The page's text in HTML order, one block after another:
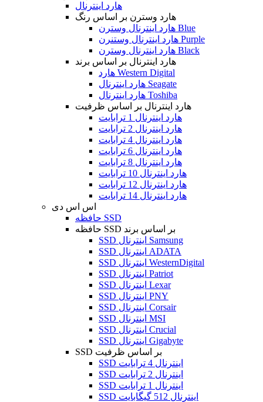
هارد اینترنال
هارد وسترن بر اساس رنگ
هارد اینترنال وسترن Blue
هارد اینترنال وستنرن Purple
هارد اینترنال وسترن Black
هارد اینترنال بر اساس برند
هارد Western Digital
هارد اینترنال Seagate
هارد اینترنال Toshiba
هارد اینترنال بر اساس ظرفیت
هارد اینترنال 1 ترابایت
هارد اینترنال 2 ترابایت
هارد اینترنال 4 ترابایت
هارد اینترنال 6 ترابایت
هارد اینترنال 8 ترابایت
هارد اینترنال 10 ترابایت
هارد اینترنال 12 ترابایت
هارد اینترنال 14 ترابایت
اس اس دی
حافظه SSD
حافظه SSD بر اساس برند
SSD اینترنال Samsung
SSD اینترنال ADATA
SSD اینترنال WesternDigital
SSD اینترنال Patriot
SSD اینترنال Lexar
SSD اینترنال PNY
SSD اینترنال Corsair
SSD اینترنال MSI
SSD اینترنال Crucial
SSD اینترنال Gigabyte
SSD بر اساس ظرفیت
SSD اینترنال 4 ترابایت
SSD اینترنال 2 ترابایت
SSD اینترنال 1 ترابایت
SSD اینترنال 512 گیگابایت